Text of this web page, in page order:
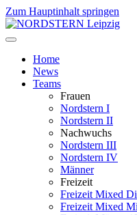
Zum Hauptinhalt springen
Home
News
Teams
Frauen
Nordstern I
Nordstern II
Nachwuchs
Nordstern III
Nordstern IV
Männer
Freizeit
Freizeit Mixed
Freizeit Mixed